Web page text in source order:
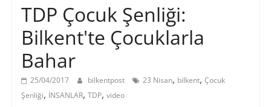
TDP Çocuk Şenliği:
Bilkent'te Çocuklarla
Bahar
25/04/2017 bilkentpost 23 Nisan, bilkent, Çocuk
Şenliği, İNSANLAR, TDP, video